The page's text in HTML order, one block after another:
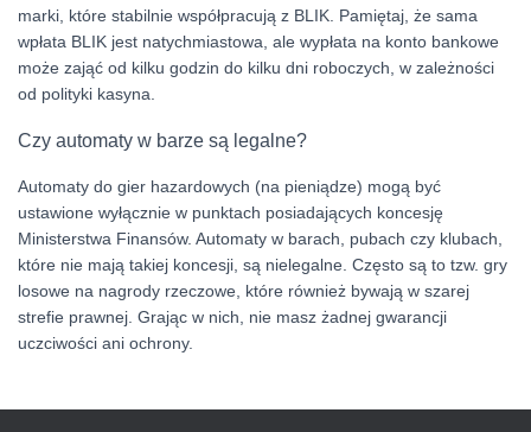
marki, które stabilnie współpracują z BLIK. Pamiętaj, że sama
wpłata BLIK jest natychmiastowa, ale wypłata na konto bankowe
może zająć od kilku godzin do kilku dni roboczych, w zależności
od polityki kasyna.
Czy automaty w barze są legalne?
Automaty do gier hazardowych (na pieniądze) mogą być
ustawione wyłącznie w punktach posiadających koncesję
Ministerstwa Finansów. Automaty w barach, pubach czy klubach,
które nie mają takiej koncesji, są nielegalne. Często są to tzw. gry
losowe na nagrody rzeczowe, które również bywają w szarej
strefie prawnej. Grając w nich, nie masz żadnej gwarancji
uczciwości ani ochrony.